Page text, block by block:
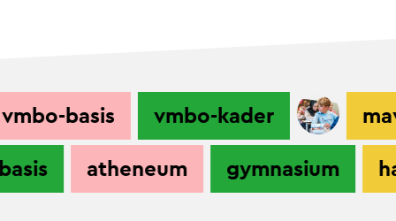
basis vmbo-kader
basis
atheneum gymnasium